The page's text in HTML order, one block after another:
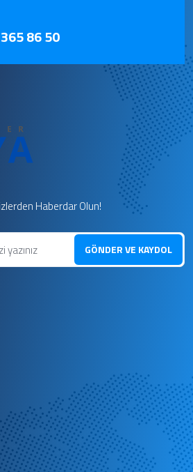
86 50
Haberdar Olun!
GÖNDER VE KAYDOL